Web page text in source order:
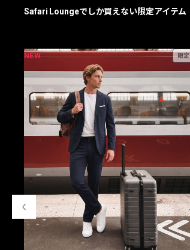
Safari Loungeでしか買えない限定アイテム
NEW 限定